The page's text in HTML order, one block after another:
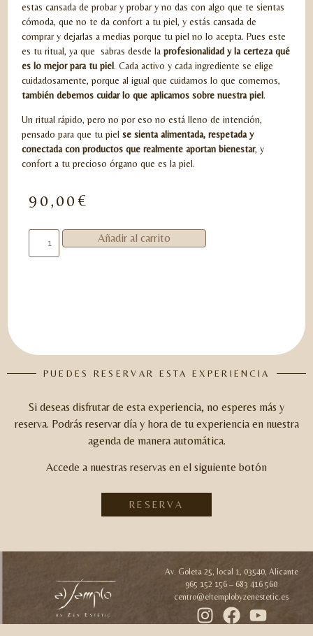
estas cansada de probar y probar y no das con algo que te sientas
cómoda, que no te da confort a tu piel, y estás cansada de
comprar y dejarlas a medias porque tu piel no lo acepta. Pues este
es tu ritual, ya que sabras desde laprofesionalidad y la certeza qué
es lo mejor para tu piel. Cada activo y cada ingrediente se elige
cuidadosamente, porque al igual que cuidamos lo que comemos,
también debemos cuidar lo que aplicamos sobre nuestra piel.
Un ritual rápido, pero no por eso no está lleno de intención,
pensado para que tu pielse sienta alimentada, respetada y
conectada con productos que realmente aportan bienestar, y
confort a tu precioso órgano que es la piel.
90,00€
Añadir al carrito
PUEDES RESERVAR ESTA EXPERIENCIA
Si deseas disfrutar de esta experiencia, no esperes más y
reserva. Podrás reservar día y hora de tu experiencia en nuestra
agenda de manera automática.
Accede a nuestras reservas en el siguiente botón
RESERVA
Av. Goleta 25, local 1, 03540, Alicante
965 152 156 – 683 416 560
centro@eltemplobyzenestetic.es